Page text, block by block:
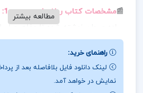
📰مشخصات کتاب ریاضیات عمومی 1 :
ساده و روان نوشته شده تا مفاهیم
دانشجویان در سطوح مختلف قابل درک
یادگیری بهتر، در کنار توضیحات
متنوع و کاربردی استفاده شده است.
می‌شود که حتی دانشجویانی که
مطالعه بیشتر
راهنمای خرید:
لینک دانلود فایل بلافاصله بعد از
نمایش در خواهد آمد.